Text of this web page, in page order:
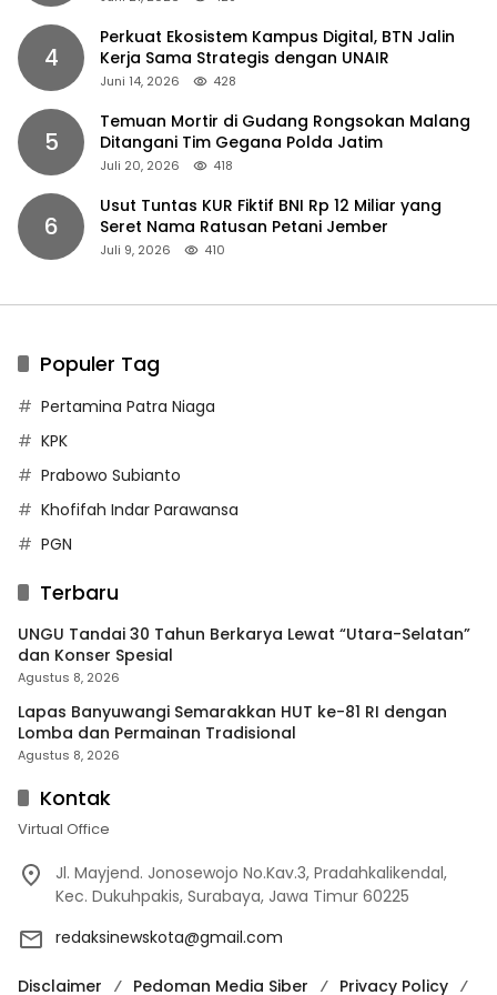
4
Perkuat Ekosistem Kampus Digital, BTN Jalin
Kerja Sama Strategis dengan UNAIR
Juni 14, 2026 428
5
Temuan Mortir di Gudang Rongsokan Malang
Ditangani Tim Gegana Polda Jatim
Juli 20, 2026 418
6
Usut Tuntas KUR Fiktif BNI Rp 12 Miliar yang
Seret Nama Ratusan Petani Jember
Juli 9, 2026 410
Populer Tag
Pertamina Patra Niaga
KPK
Prabowo Subianto
Khofifah Indar Parawansa
PGN
Terbaru
UNGU Tandai 30 Tahun Berkarya Lewat “Utara-Selatan”
dan Konser Spesial
Agustus 8, 2026
Lapas Banyuwangi Semarakkan HUT ke-81 RI dengan
Lomba dan Permainan Tradisional
Agustus 8, 2026
Kontak
Virtual Office
Jl. Mayjend. Jonosewojo No.Kav.3, Pradahkalikendal,
Kec. Dukuhpakis, Surabaya, Jawa Timur 60225
redaksinewskota@gmail.com
Disclaimer Pedoman Media Siber Privacy Policy